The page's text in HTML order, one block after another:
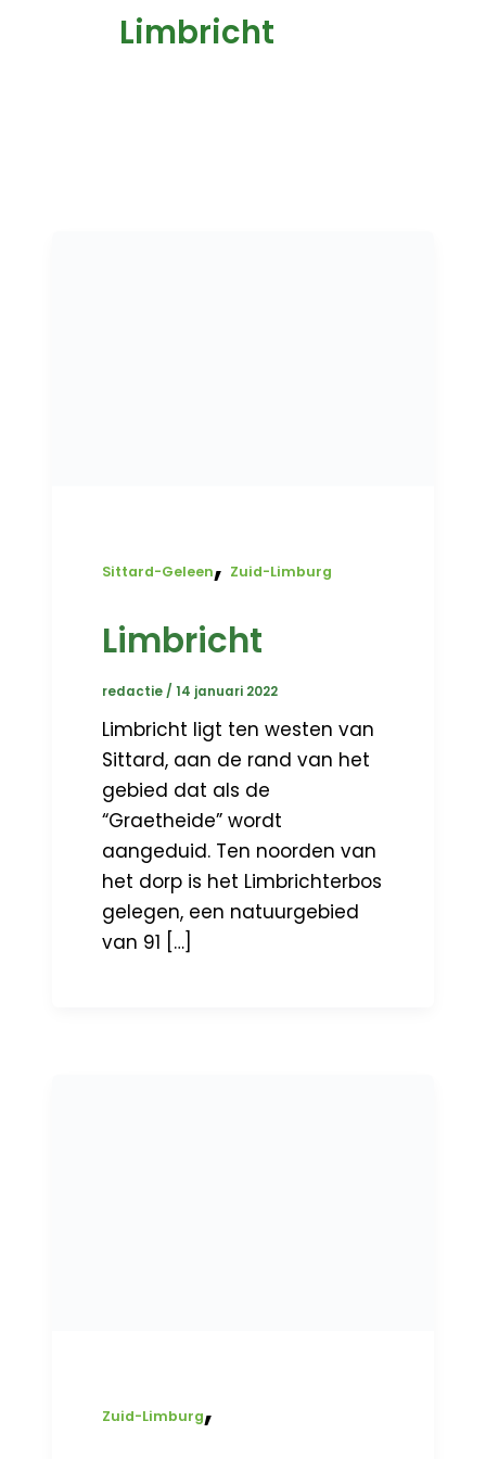
Limbricht
Sittard-Geleen, Zuid-Limburg
Limbricht
redactie /14 januari 2022
Limbricht ligt ten westen van
Sittard, aan de rand van het
gebied dat als de
“Graetheide” wordt
aangeduid. Ten noorden van
het dorp is het Limbrichterbos
gelegen, een natuurgebied
van 91 […]
Zuid-Limburg,